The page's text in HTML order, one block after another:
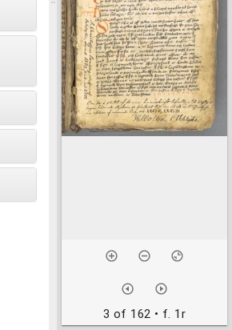
3 of 162 • f. 1r